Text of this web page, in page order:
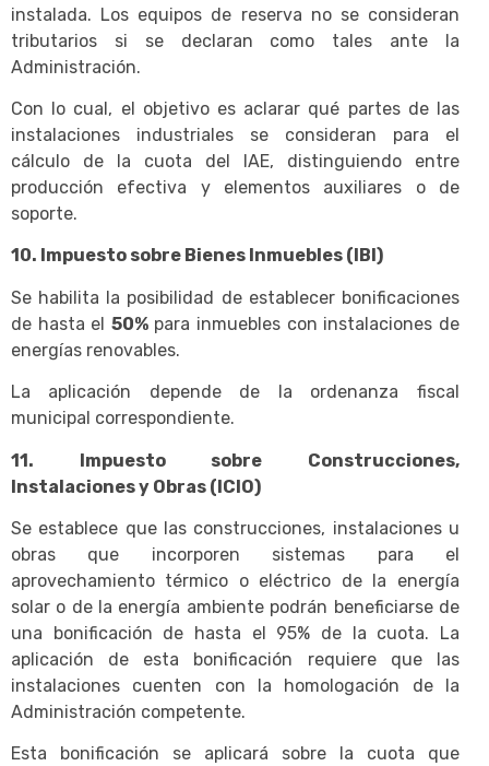
instalada. Los equipos de reserva no se consideran
tributarios si se declaran como tales ante la
Administración.
Con lo cual, el objetivo es aclarar qué partes de las
instalaciones industriales se consideran para el
cálculo de la cuota del IAE, distinguiendo entre
producción efectiva y elementos auxiliares o de
soporte.
10. Impuesto sobre Bienes Inmuebles (IBI)
Se habilita la posibilidad de establecer bonificaciones
de hasta el 50%para inmuebles con instalaciones de
energías renovables.
La aplicación depende de la ordenanza fiscal
municipal correspondiente.
11. Impuesto sobre Construcciones,
Instalaciones y Obras (ICIO)
Se establece que las construcciones, instalaciones u
obras que incorporen sistemas para el
aprovechamiento térmico o eléctrico de la energía
solar o de la energía ambiente podrán beneficiarse de
una bonificación de hasta el 95% de la cuota. La
aplicación de esta bonificación requiere que las
instalaciones cuenten con la homologación de la
Administración competente.
Esta bonificación se aplicará sobre la cuota que